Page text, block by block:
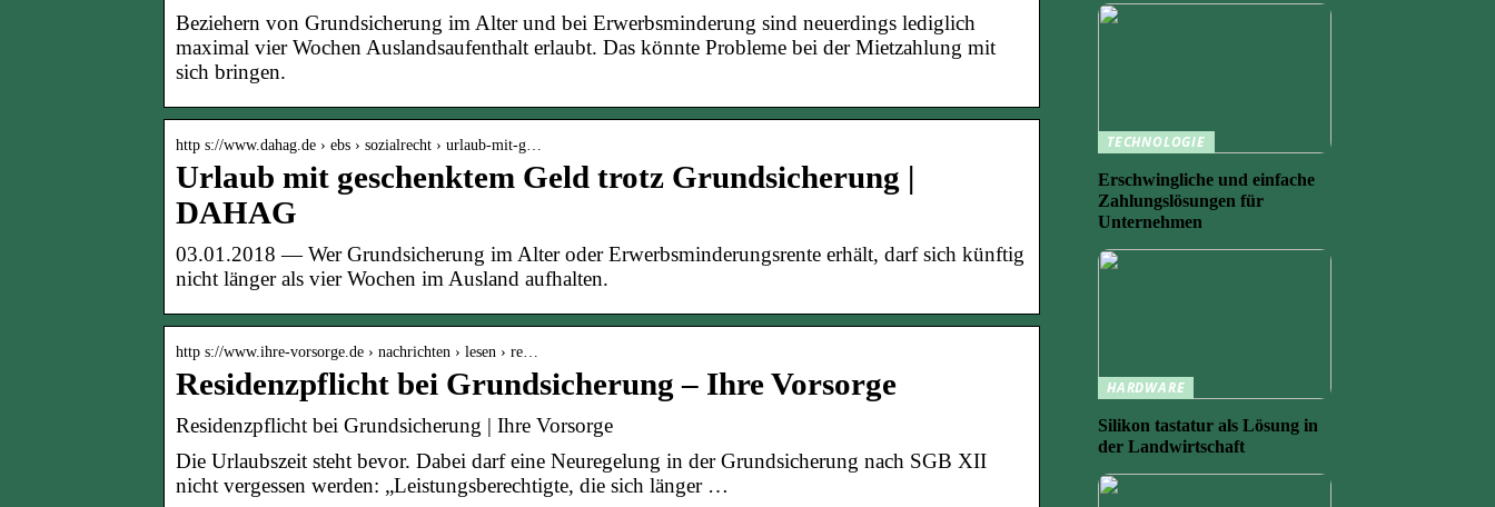
Beziehern von Grundsicherung im Alter und bei Erwerbsminderung sind neuerdings lediglich
maximal vier Wochen Auslandsaufenthalt erlaubt. Das könnte Probleme bei der Mietzahlung mit
sich bringen.
http s://www.dahag.de › ebs › sozialrecht › urlaub-mit-g…
Urlaub mit geschenktem Geld trotz Grundsicherung |
DAHAG
03.01.2018 — Wer Grundsicherung im Alter oder Erwerbsminderungsrente erhält, darf sich künftig
nicht länger als vier Wochen im Ausland aufhalten.
http s://www.ihre-vorsorge.de › nachrichten › lesen › re…
Residenzpflicht bei Grundsicherung – Ihre Vorsorge
Residenzpflicht bei Grundsicherung | Ihre Vorsorge
Die Urlaubszeit steht bevor. Dabei darf eine Neuregelung in der Grundsicherung nach SGB XII
nicht vergessen werden: „Leistungsberechtigte, die sich länger …
TECHNOLOGIE
Erschwingliche und einfache
Zahlungslösungen für
Unternehmen
HARDWARE
Silikon tastatur als Lösung in
der Landwirtschaft